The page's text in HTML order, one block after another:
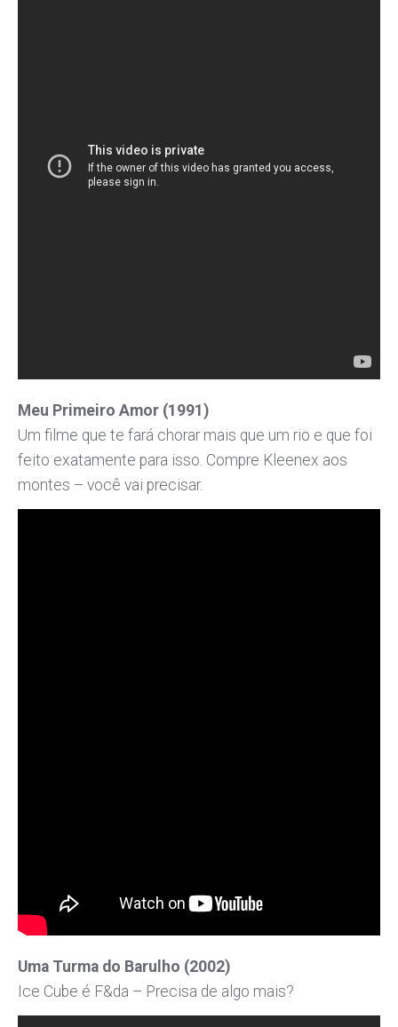
Meu Primeiro Amor (1991)
Um filme que te fará chorar mais que um rio e que foi
feito exatamente para isso. Compre Kleenex aos
montes – você vai precisar.
Uma Turma do Barulho (2002)
Ice Cube é F&da – Precisa de algo mais?